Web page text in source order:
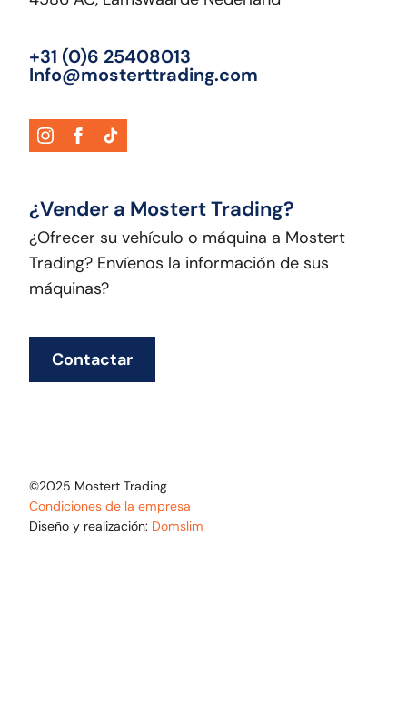
+31 (0)6 25408013
Info@mosterttrading.com
¿Vender a Mostert Trading?
¿Ofrecer su vehículo o máquina a Mostert
Trading? Envíenos la información de sus
máquinas?
Contactar
©2025 Mostert Trading
Condiciones de la empresa
Diseño y realización: Domslim